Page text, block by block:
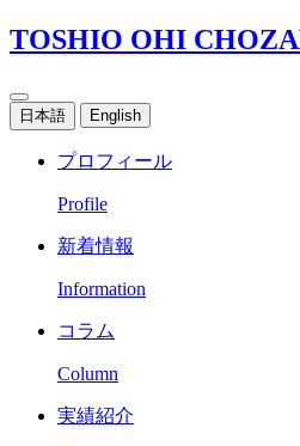
TOSHIO OHI
日本語 English
プロフィール
Profile
新着情報
Information
コラム
Column
実績紹介